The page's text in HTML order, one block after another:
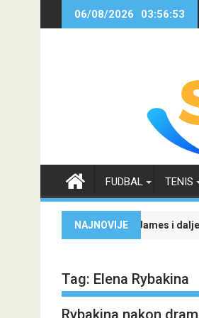
06/08/2026 03:56:55
FUDBAL TENIS
NAJNOVIJE
i dalje najtraženije ime u NBA ligi:
Tag: Elena Rybakina
Rybakina nakon